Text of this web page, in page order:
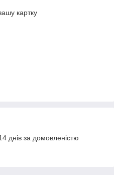
картку
днів за домовленістю